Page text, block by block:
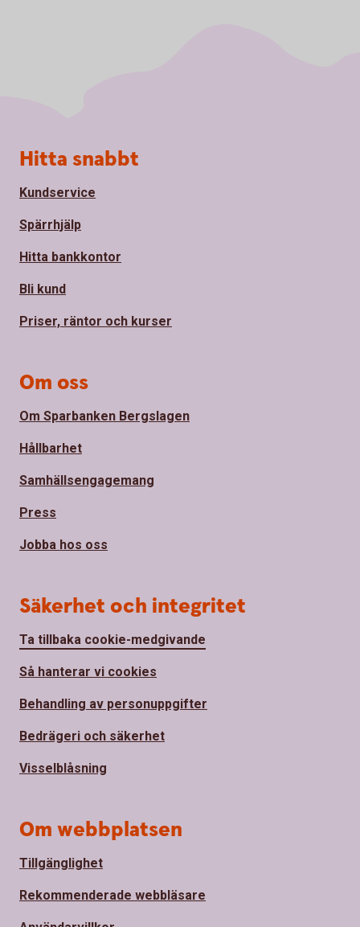
Sidfot
Hitta snabbt
Kundservice
Spärrhjälp
Hitta bankkontor
Bli kund
Priser, räntor och kurser
Om oss
Om Sparbanken Bergslagen
Hållbarhet
Samhällsengagemang
Press
Jobba hos oss
Säkerhet och integritet
Ta tillbaka cookie-medgivande
Så hanterar vi cookies
Behandling av personuppgifter
Bedrägeri och säkerhet
Visselblåsning
Om webbplatsen
Tillgänglighet
Rekommenderade webbläsare